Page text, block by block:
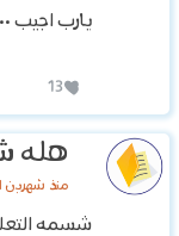
يارب اجيب ١٠٠/١٠٠ ويارب يكون سهل
13
هله
منذ شهرين
شسمه